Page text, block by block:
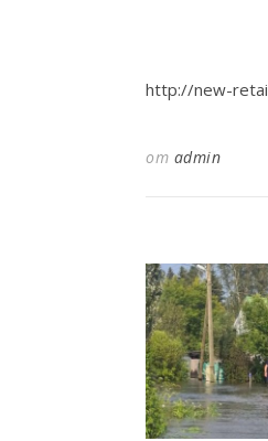
http://new-
от admin